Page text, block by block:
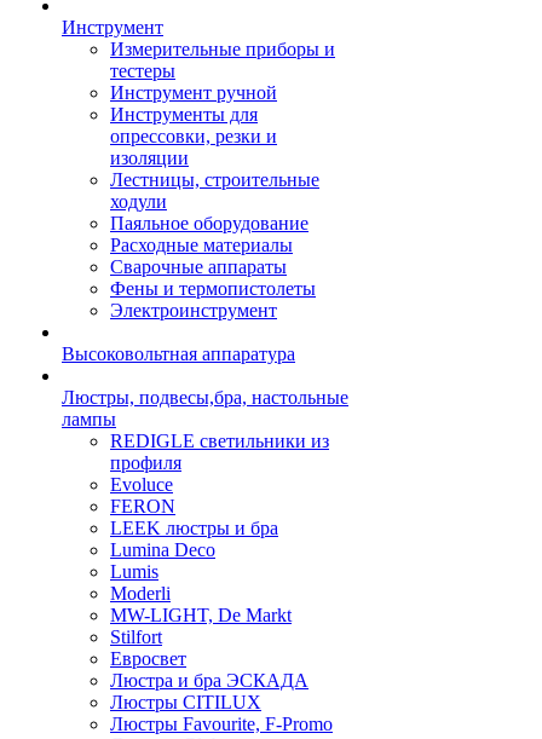
Инструмент
Измерительные приборы и
тестеры
Инструмент ручной
Инструменты для
опрессовки, резки и
изоляции
Лестницы, строительные
ходули
Паяльное оборудование
Расходные материалы
Сварочные аппараты
Фены и термопистолеты
Электроинструмент
Высоковольтная аппаратура
Люстры, подвесы,бра, настольные
лампы
REDIGLE светильники из
профиля
Evoluce
FERON
LEEK люстры и бра
Lumina Deco
Lumis
Moderli
MW-LIGHT, De Markt
Stilfort
Евросвет
Люстра и бра ЭСКАДА
Люстры CITILUX
Люстры Favourite, F-Promo